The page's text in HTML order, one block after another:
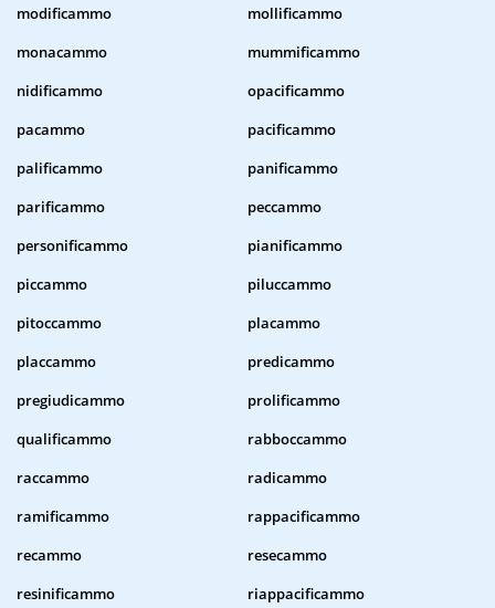
modificammo
mollificammo
monacammo
mummificammo
nidificammo
opacificammo
pacammo
pacificammo
palificammo
panificammo
parificammo
peccammo
personificammo
pianificammo
piccammo
piluccammo
pitoccammo
placammo
placcammo
predicammo
pregiudicammo
prolificammo
qualificammo
rabboccammo
raccammo
radicammo
ramificammo
rappacificammo
recammo
resecammo
resinificammo
riappacificammo